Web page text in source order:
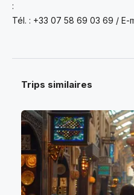
:
Tél. : +33 07 58 69 03 69 / E-
Trips similaires